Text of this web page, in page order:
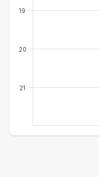
19
20
21